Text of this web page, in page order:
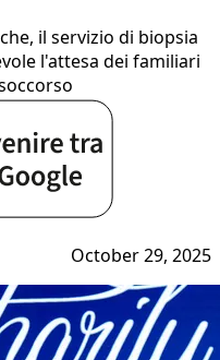
il servizio di biopsia
l'attesa dei familiari
October 29, 2025